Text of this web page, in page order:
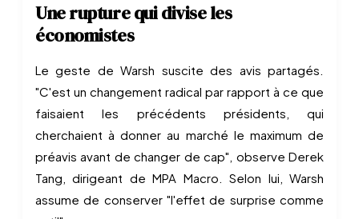
Une rupture qui divise les
économistes
Le geste de Warsh suscite des avis partagés.
"C'est un changement radical par rapport à ce que
faisaient les précédents présidents, qui
cherchaient à donner au marché le maximum de
préavis avant de changer de cap", observe Derek
Tang, dirigeant de MPA Macro. Selon lui, Warsh
assume de conserver "l'effet de surprise comme